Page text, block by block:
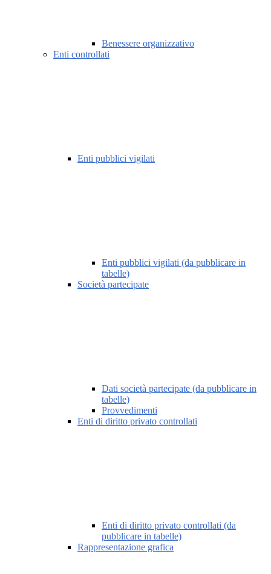
Benessere organizzativo
Enti controllati
Enti pubblici vigilati
Enti pubblici vigilati (da pubblicare in
tabelle)
Società partecipate
Dati società partecipate (da pubblicare in
tabelle)
Provvedimenti
Enti di diritto privato controllati
Enti di diritto privato controllati (da
pubblicare in tabelle)
Rappresentazione grafica